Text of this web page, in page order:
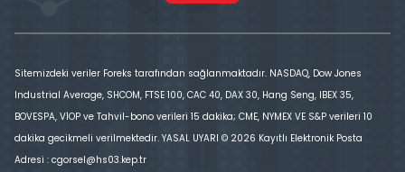
Sitemizdeki veriler Foreks tarafından sağlanmaktadır. NASDAQ, Dow Jones
Industrial Average, SHCOM, FTSE 100, CAC 40, DAX 30, Hang Seng, IBEX 35,
BOVESPA, VİOP ve Tahvil-bono verileri 15 dakika; CME, NYMEX VE S&P verileri 10
dakika gecikmeli verilmektedir. YASAL UYARI © 2026 Kayıtlı Elektronik Posta
Adresi : cgorsel@hs03.kep.tr